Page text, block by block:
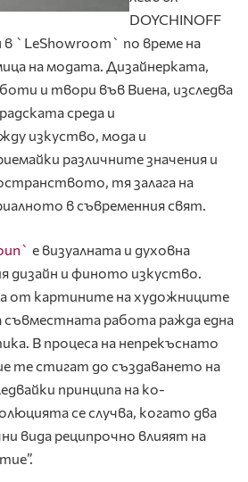
DOYCHINOFF
`LeShowroom` по време на
на модата. Дизайнерката,
и твори във Виена, изследва
среда и
изкуство, мода и
различните значения и
тя залага на
в съвременния свят.
е визуалната и духовна
дизайн и финото изкуство.
от картините на художниците
съвместната работа ражда една
В процеса на непрекъснато
те стигат до създаването на
принципа на ко-
се случва, когато два
вида реципрочно влияят на